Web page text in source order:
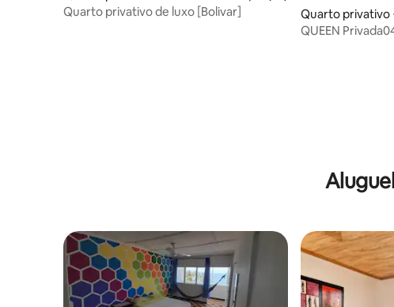
Quarto privativo de luxo [Bolivar]
Quarto privativo
QUEEN